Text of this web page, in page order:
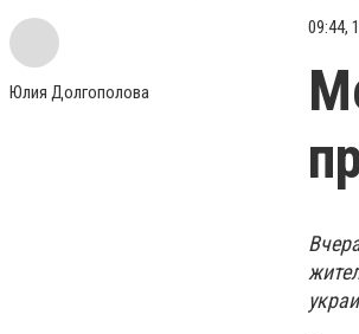
Юлия Долгополова
09:44,